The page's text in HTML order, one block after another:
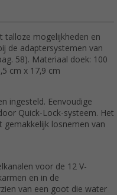
talloze mogelijkheden en
de adaptersystemen van
58). Materiaal doek: 100
cm x 17,9 cm
ingesteld. Eenvoudige
Quick-Lock-systeem. Het
gemakkelijk losnemen van
voor de 12 V-
en in de
van een goot die water